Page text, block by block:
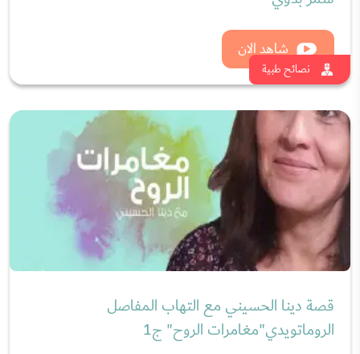
نصائح طبية
قصة دينا الحسيني مع التهاب المفاصل
الروماتويدي"مغامرات الروح" ج1
شاهد الان